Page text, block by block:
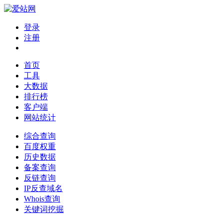
登录
注册
首页
工具
大数据
排行榜
客户端
网站统计
综合查询
百度权重
历史数据
备案查询
反链查询
IP反查域名
Whois查询
关键词挖掘